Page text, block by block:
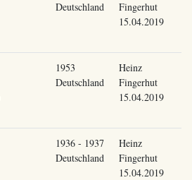
Deutschland
Fingerhut
15.04.2019
1953
Deutschland
Heinz
Fingerhut
15.04.2019
1936 - 1937
Deutschland
Heinz
Fingerhut
15.04.2019